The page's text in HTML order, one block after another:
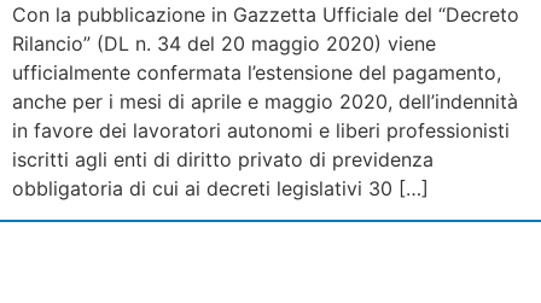
Con la pubblicazione in Gazzetta Ufficiale del “Decreto
Rilancio” (DL n. 34 del 20 maggio 2020) viene
ufficialmente confermata l’estensione del pagamento,
anche per i mesi di aprile e maggio 2020, dell’indennità
in favore dei lavoratori autonomi e liberi professionisti
iscritti agli enti di diritto privato di previdenza
obbligatoria di cui ai decreti legislativi 30 […]